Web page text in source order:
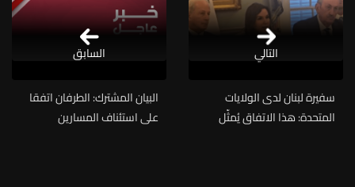
التالي
سفيرة لبنان لدى الولايات
المتحدة: هذا الاتفاق يُمثّل
البيان المشترك: الطرفان اتفقا
على استئناف المسارين
السابق